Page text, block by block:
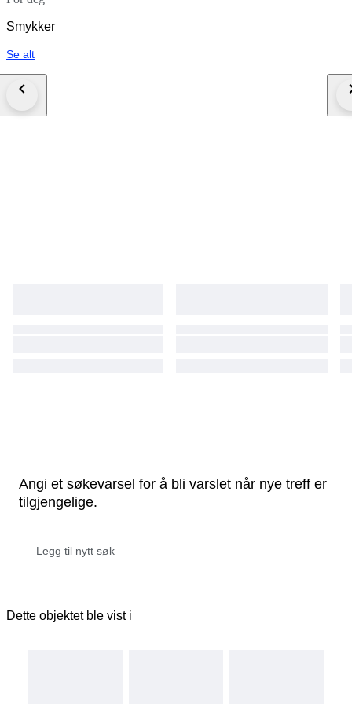
Smykker
Se alt
Angi et søkevarsel for å bli varslet når nye treff er
tilgjengelige.
Dette objektet ble vist i